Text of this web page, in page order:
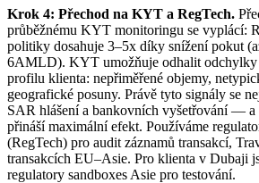
Krok 4: Přechod na KYT a RegTech.
průběžnému KYT monitoringu se vyplácí:
politiky dosahuje 3–5x díky snížení pokut
6AMLD). KYT umožňuje odhalit odchylky
profilu klienta: nepřiměřené objemy,
geografické posuny. Právě tyto signály se
SAR hlášení a bankovních vyšetřování — a
přináší maximální efekt. Používáme
(RegTech) pro audit záznamů transakcí,
transakcích EU–Asie. Pro klienta v Dubaji
regulatory sandboxes Asie pro testování.